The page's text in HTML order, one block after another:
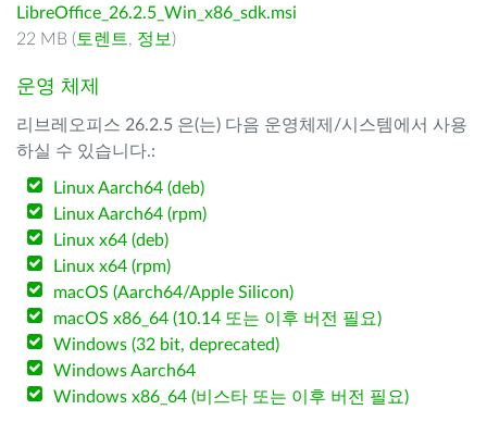
LibreOffice_26.2.5_Win_x86_sdk.msi
22 MB ( 토렌트, 정보 )
운영 체제
리브레오피스 26.2.5 은(는) 다음 운영체제/시스템에서 사용
하실 수 있습니다.:
Linux Aarch64 (deb)
Linux Aarch64 (rpm)
Linux x64 (deb)
Linux x64 (rpm)
macOS (Aarch64/Apple Silicon)
macOS x86_64 (10.14 또는 이후 버전 필요)
Windows (32 bit, deprecated)
Windows Aarch64
Windows x86_64 (비스타 또는 이후 버전 필요)